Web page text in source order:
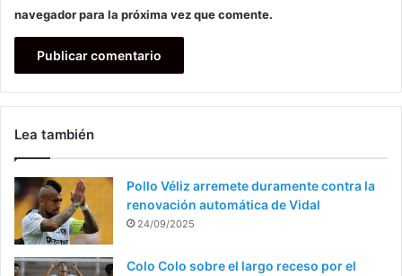
navegador para la próxima vez que comente.
Lea también
Pollo Véliz arremete duramente contra la
renovación automática de Vidal
24/09/2025
Colo Colo sobre el largo receso por el